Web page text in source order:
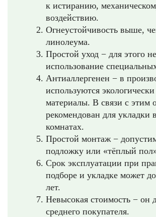
к истиранию,
воздействию.
Огнеустойчивость выше,
линолеума.
Простой уход − для этого
использование
Антиаллергенен − в
используются
материалы. В связи с этим
рекомендован для укладки
комнатах.
Простой монтаж −
подложку или «тёплый
Срок эксплуатации при
подборе и укладке может
лет.
Невысокая стоимость − он
среднего покупателя.